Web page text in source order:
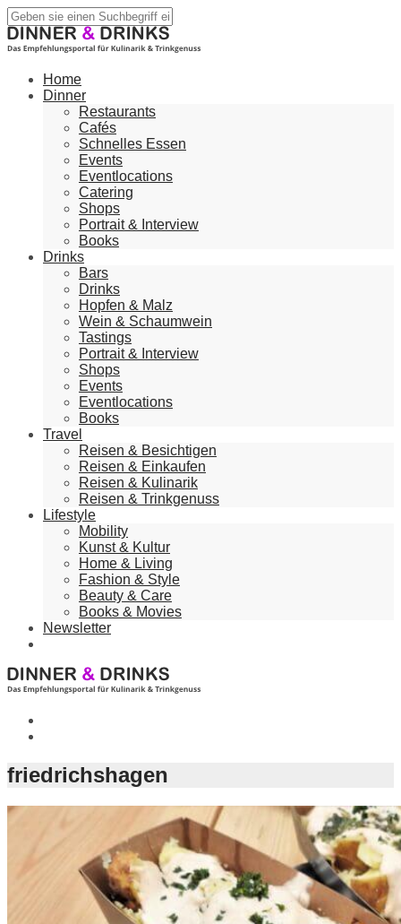
Home
Dinner
Restaurants
Cafés
Schnelles Essen
Events
Eventlocations
Catering
Shops
Portrait & Interview
Books
Drinks
Bars
Drinks
Hopfen & Malz
Wein & Schaumwein
Tastings
Portrait & Interview
Shops
Events
Eventlocations
Books
Travel
Reisen & Besichtigen
Reisen & Einkaufen
Reisen & Kulinarik
Reisen & Trinkgenuss
Lifestyle
Mobility
Kunst & Kultur
Home & Living
Fashion & Style
Beauty & Care
Books & Movies
Newsletter
friedrichshagen